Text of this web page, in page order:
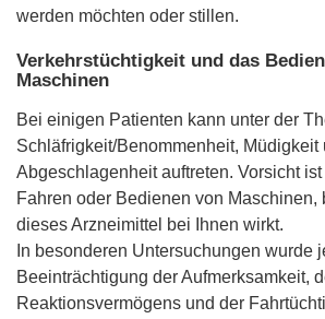
werden möchten oder stillen.
Verkehrstüchtigkeit und das
Maschinen
Bei einigen Patienten kann unter der
Schläfrigkeit/Benommenheit, Müdigkeit
Abgeschlagenheit auftreten. Vorsicht
Fahren oder Bedienen von
dieses Arzneimittel bei Ihnen wirkt.
In besonderen Untersuchungen wurde
Beeinträchtigung der Aufmerksamkeit,
Reaktionsvermögens und der